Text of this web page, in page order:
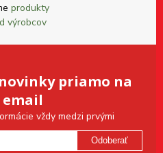
produkty
výrobcov
priamo na
email
vždy medzi prvými
Odoberať